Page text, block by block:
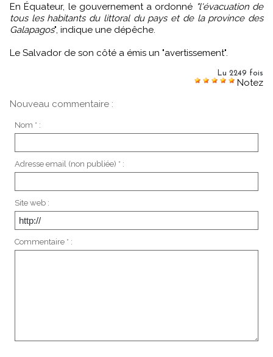
En Équateur, le gouvernement a ordonné "l'évacuation de
tous les habitants du littoral du pays et de la province des
Galapagos", indique une dépêche.
Le Salvador de son côté a émis un "avertissement".
Lu 2249 fois
Notez
Nouveau commentaire :
Nom * :
Adresse email (non publiée) * :
Site web :
Commentaire * :